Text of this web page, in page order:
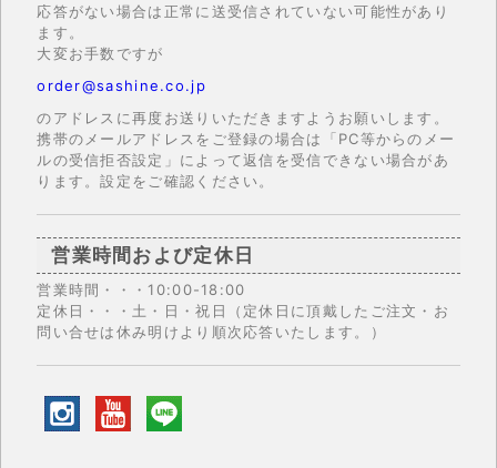
応答がない場合は正常に送受信されていない可能性があり
ます。
大変お手数ですが
order@sashine.co.jp
のアドレスに再度お送りいただきますようお願いします。
携帯のメールアドレスをご登録の場合は「PC等からのメー
ルの受信拒否設定」によって返信を受信できない場合があ
ります。設定をご確認ください。
営業時間および定休日
営業時間・・・10:00-18:00
定休日・・・土・日・祝日（定休日に頂戴したご注文・お
問い合せは休み明けより順次応答いたします。）